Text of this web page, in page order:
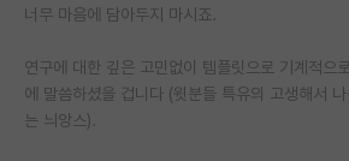
너무 마음에 담아두지 마시죠.
연구에 대한 깊은 고민없이 템플릿으로 기계적으
에 말씀하셨을 겁니다 (윗분들 특유의 고생해서
는 늬앙스).